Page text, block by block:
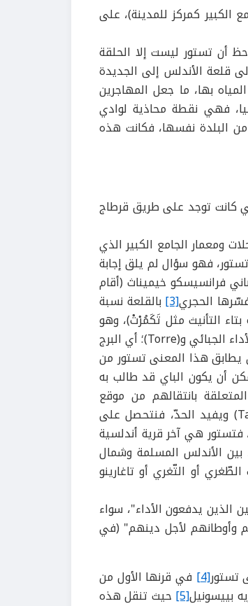
الكبير كمركز للمدينة)، على
أن تستور ليست إلا الحلقة
ىقلعة الأندلس إلى الجديدة
بها، ما جعل المهاجرين
فهي نقطة محاذية لوادي
من البلدة نفسها، فكانت هذه
كانت توجد على طريق قرطاج
ومعمار الجامع الكبير الذي
فهو سؤاللم يلق إجابة
فرانسيسكو خيميناث (أقام
الحجري[3] بالقلعة نسبة
بتاء التأنيث مثل تَكَمُرْتْ)، وهو
الجبائي و(Torre)؛أي البرج
يطابق هذا المعنى تستور من
أن يكون الباي قد طالب به
بانتقالهم من موقع
) ويفيد الحدّ، فنتحصل على
فتستور هي آخر قرية أندلسية
الأندلس المسلمة وشمال
أو التّغري أو تاغارينو
الذين يدفعون الأداء"، سواء
وأوطانهم لأجل دينهم" (في
تستور[4] في قرنها الأول من
بييسونيل[5] حيث تنقل هذه